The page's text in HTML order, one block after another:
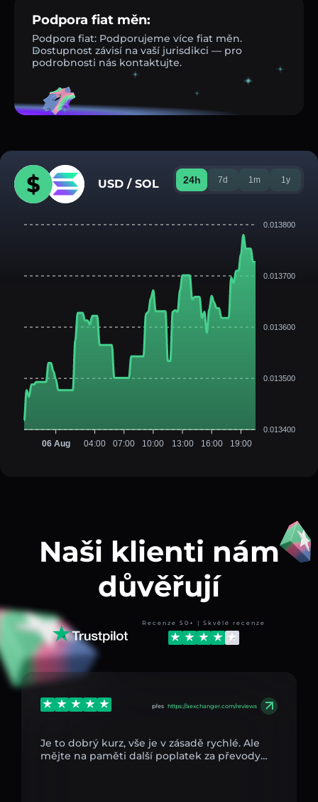
Podpora fiat měn:
Podpora fiat: Podporujeme více fiat měn.
Dostupnost závisí na vaší jurisdikci — pro
podrobnosti nás kontaktujte.
USD / SOL 24h 7d 1m 1y
0.013800
0.013700
0.013600
0.013500
0.013400
06 Aug 04:00 07:00 10:00 13:00 16:00 19:00
Naši klienti nám
důvěřují
Recenze 50+ | Skvělé recenze
přes https://aexchanger.com/reviews
Je to dobrý kurz, vše je v zásadě rychlé. Ale
mějte na paměti další poplatek za převody…